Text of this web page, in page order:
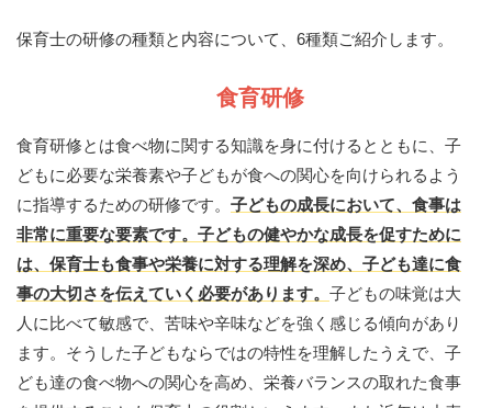
保育士の研修の種類と内容について、6種類ご紹介します。
食育研修
食育研修とは食べ物に関する知識を身に付けるとともに、子
どもに必要な栄養素や子どもが食への関心を向けられるよう
に指導するための研修です。 子どもの成長において、食事は
非常に重要な要素です。子どもの健やかな成長を促すために
は、保育士も食事や栄養に対する理解を深め、子ども達に食
事の大切さを伝えていく必要があります。 子どもの味覚は大
人に比べて敏感で、苦味や辛味などを強く感じる傾向があり
ます。そうした子どもならではの特性を理解したうえで、子
ども達の食べ物への関心を高め、栄養バランスの取れた食事